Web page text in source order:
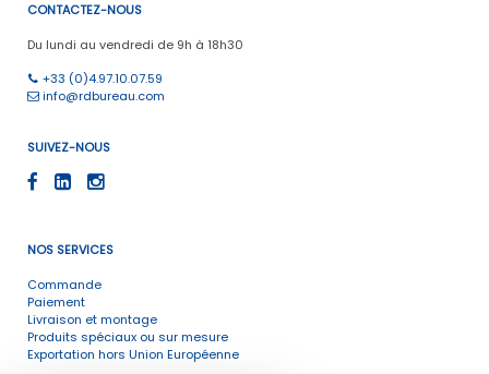
CONTACTEZ-NOUS
Du lundi au vendredi de 9h à 18h30
+33 (0)4.97.10.07.59
info@rdbureau.com
SUIVEZ-NOUS
NOS SERVICES
Commande
Paiement
Livraison et montage
Produits spéciaux ou sur mesure
Exportation hors Union Européenne